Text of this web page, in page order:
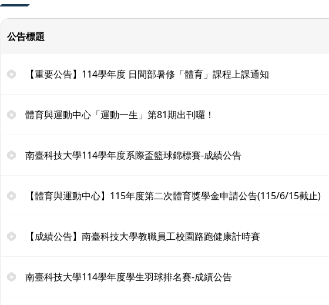
公告標題
【重要公告】114學年度 日間部暑修「體育」課程上課通知
體育與運動中心「運動一生」第81期出刊囉！
南臺科技大學114學年度系際盃籃球錦標賽-成績公告
【體育與運動中心】115年度第二次體育獎學金申請公告(115/6/15截止)
【成績公告】南臺科技大學教職員工校園路跑健康計時賽
南臺科技大學114學年度學生羽球排名賽-成績公告